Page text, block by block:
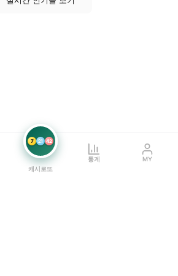
7 21 42
캐시로또
통계 MY